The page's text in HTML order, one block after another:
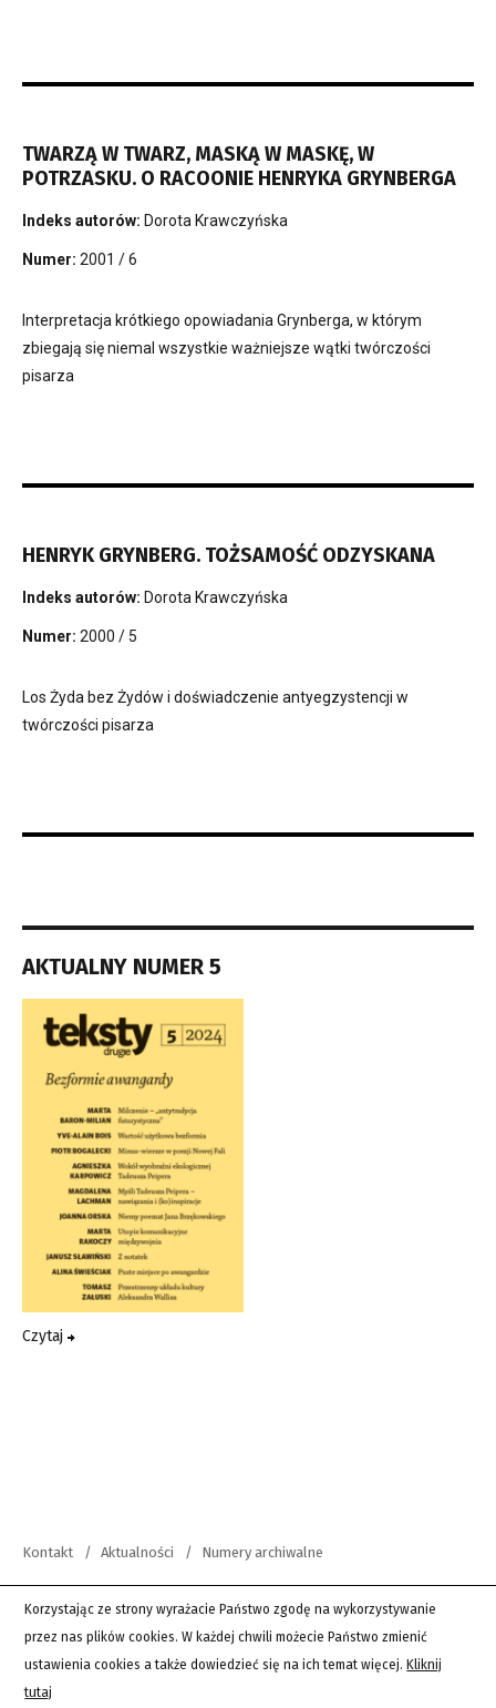
TWARZĄ W TWARZ, MASKĄ W MASKĘ, W
POTRZASKU. O RACOONIE HENRYKA GRYNBERGA
Indeks autorów: Dorota Krawczyńska
Numer: 2001 / 6
Interpretacja krótkiego opowiadania Grynberga, w którym
zbiegają się niemal wszystkie ważniejsze wątki twórczości
pisarza
HENRYK GRYNBERG. TOŻSAMOŚĆ ODZYSKANA
Indeks autorów: Dorota Krawczyńska
Numer: 2000 / 5
Los Żyda bez Żydów i doświadczenie antyegzystencji w
twórczości pisarza
AKTUALNY NUMER 5
Czytaj
Kontakt Aktualności Numery archiwalne
copyright 2012-2026 Wszystkie prawa zastrzeżone | Teksty Drugie
PingSoft
Wordpress Twenty Sixteen
Korzystając ze strony wyrażacie Państwo zgodę na wykorzystywanie
przez nas plików cookies. W każdej chwili możecie Państwo zmienić
ustawienia cookies a także dowiedzieć się na ich temat więcej. Kliknij
tutaj